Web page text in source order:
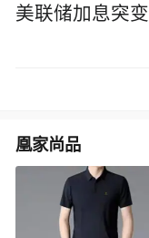
美联储加息突变
凰家尚品